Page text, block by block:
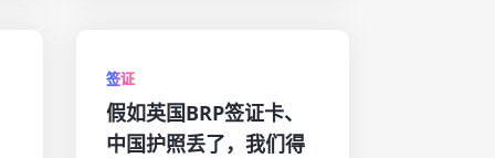
签证
假如英国BRP签证卡、
中国护照丢了，我们得